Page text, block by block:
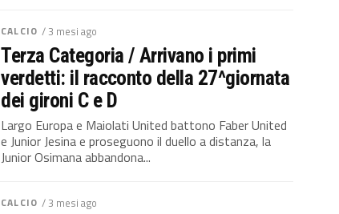
CALCIO / 3 mesi ago
Terza Categoria / Arrivano i primi
verdetti: il racconto della 27^giornata
dei gironi C e D
Largo Europa e Maiolati United battono Faber United
e Junior Jesina e proseguono il duello a distanza, la
Junior Osimana abbandona...
CALCIO / 3 mesi ago